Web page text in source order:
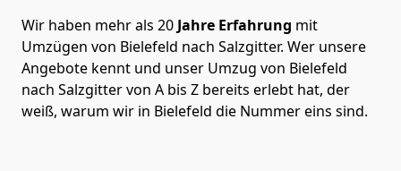
Wir haben mehr als 20 Jahre Erfahrung mit
Umzügen von Bielefeld nach Salzgitter. Wer unsere
Angebote kennt und unser Umzug von Bielefeld
nach Salzgitter von A bis Z bereits erlebt hat, der
weiß, warum wir in Bielefeld die Nummer eins sind.